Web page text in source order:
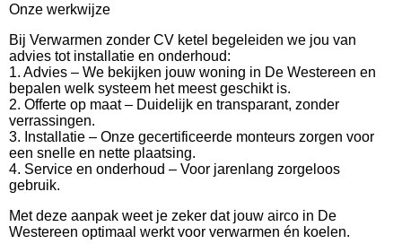
Onze werkwijze
Bij Verwarmen zonder CV ketel begeleiden we jou van
advies tot installatie en onderhoud:
1. Advies – We bekijken jouw woning in De Westereen en
bepalen welk systeem het meest geschikt is.
2. Offerte op maat – Duidelijk en transparant, zonder
verrassingen.
3. Installatie – Onze gecertificeerde monteurs zorgen voor
een snelle en nette plaatsing.
4. Service en onderhoud – Voor jarenlang zorgeloos
gebruik.
Met deze aanpak weet je zeker dat jouw airco in De
Westereen optimaal werkt voor verwarmen én koelen.